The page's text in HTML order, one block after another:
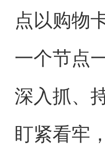
点以购物
一个节点
深入抓、
盯紧看牢